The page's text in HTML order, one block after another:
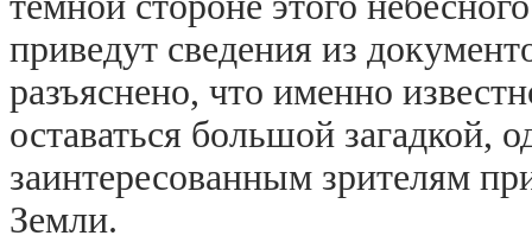
приведут сведения из
разъяснено, что именно
оставаться большой загадкой,
заинтересованным зрителям
Земли.